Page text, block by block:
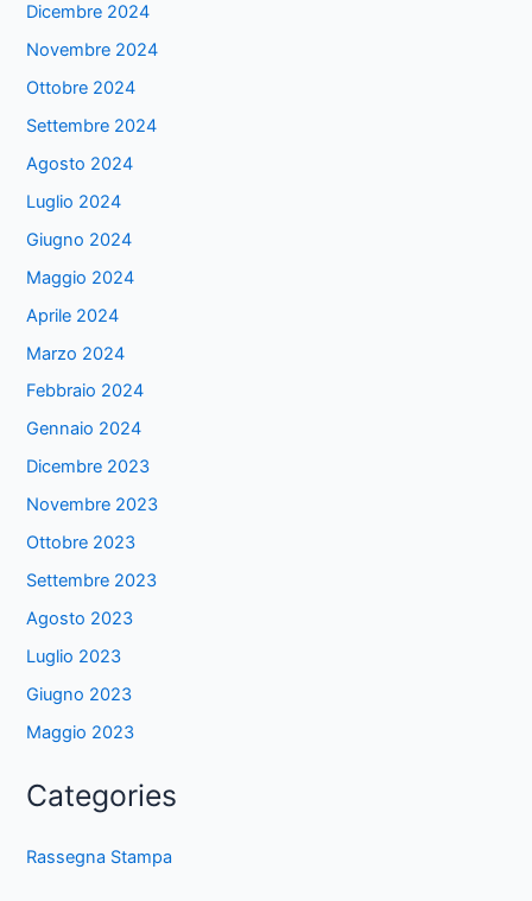
Dicembre 2024
Novembre 2024
Ottobre 2024
Settembre 2024
Agosto 2024
Luglio 2024
Giugno 2024
Maggio 2024
Aprile 2024
Marzo 2024
Febbraio 2024
Gennaio 2024
Dicembre 2023
Novembre 2023
Ottobre 2023
Settembre 2023
Agosto 2023
Luglio 2023
Giugno 2023
Maggio 2023
Categories
Rassegna Stampa